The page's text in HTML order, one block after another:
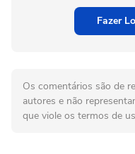
Fazer
Os comentários são de
autores e não
que viole os termos de